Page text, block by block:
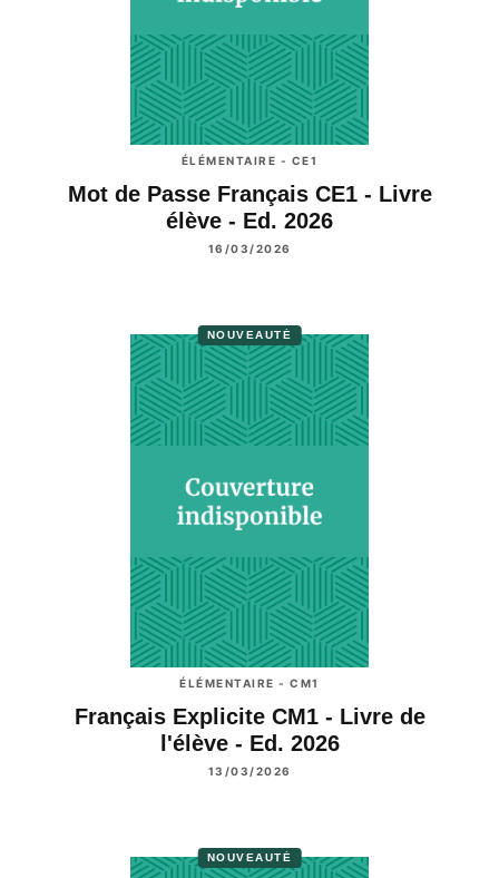
ÉLÉMENTAIRE - CE1
Mot de Passe Français CE1 - Livre
élève - Ed. 2026
16/03/2026
NOUVEAUTÉ
ÉLÉMENTAIRE - CM1
Français Explicite CM1 - Livre de
l'élève - Ed. 2026
13/03/2026
NOUVEAUTÉ